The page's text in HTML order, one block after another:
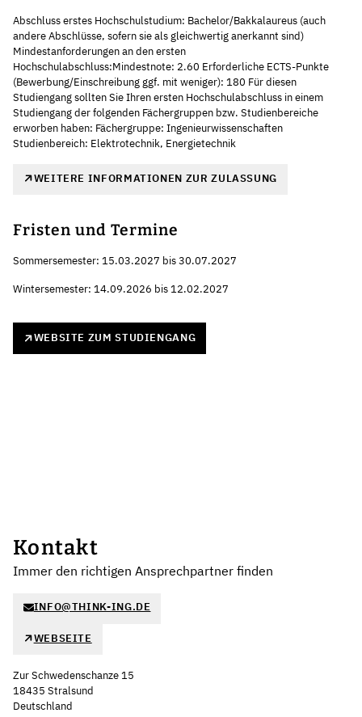
Abschluss erstes Hochschulstudium: Bachelor/Bakkalaureus (auch
andere Abschlüsse, sofern sie als gleichwertig anerkannt sind)
Mindestanforderungen an den ersten
Hochschulabschluss:Mindestnote: 2.60 Erforderliche ECTS-Punkte
(Bewerbung/Einschreibung ggf. mit weniger): 180 Für diesen
Studiengang sollten Sie Ihren ersten Hochschulabschluss in einem
Studiengang der folgenden Fächergruppen bzw. Studienbereiche
erworben haben: Fächergruppe: Ingenieurwissenschaften
Studienbereich: Elektrotechnik, Energietechnik
WEITERE INFORMATIONEN ZUR ZULASSUNG
Fristen und Termine
Sommersemester: 15.03.2027 bis 30.07.2027
Wintersemester: 14.09.2026 bis 12.02.2027
WEBSITE ZUM STUDIENGANG
Kontakt
Immer den richtigen Ansprechpartner finden
INFO@THINK-ING.DE
WEBSEITE
Zur Schwedenschanze 15
18435 Stralsund
Deutschland